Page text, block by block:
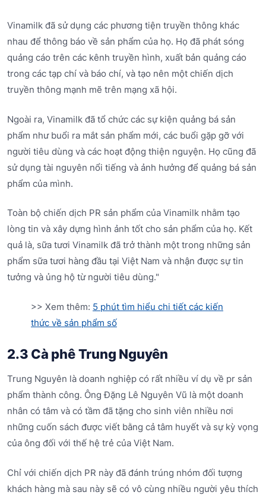
Vinamilk đã sử dụng các phương tiện truyền thông khác
nhau để thông báo về sản phẩm của họ. Họ đã phát sóng
quảng cáo trên các kênh truyền hình, xuất bản quảng cáo
trong các tạp chí và báo chí, và tạo nên một chiến dịch
truyền thông mạnh mẽ trên mạng xã hội.
Ngoài ra, Vinamilk đã tổ chức các sự kiện quảng bá sản
phẩm như buổi ra mắt sản phẩm mới, các buổi gặp gỡ với
người tiêu dùng và các hoạt động thiện nguyện. Họ cũng đã
sử dụng tài nguyên nổi tiếng và ảnh hưởng để quảng bá sản
phẩm của mình.
Toàn bộ chiến dịch PR sản phẩm của Vinamilk nhằm tạo
lòng tin và xây dựng hình ảnh tốt cho sản phẩm của họ. Kết
quả là, sữa tươi Vinamilk đã trở thành một trong những sản
phẩm sữa tươi hàng đầu tại Việt Nam và nhận được sự tin
tưởng và ủng hộ từ người tiêu dùng."
>> Xem thêm: 5 phút tìm hiểu chi tiết các kiến
thức về sản phẩm số
2.3 Cà phê Trung Nguyên
Trung Nguyên là doanh nghiệp có rất nhiều ví dụ về pr sản
phẩm thành công. Ông Đặng Lê Nguyên Vũ là một doanh
nhân có tâm và có tầm đã tặng cho sinh viên nhiều nơi
những cuốn sách được viết bằng cả tâm huyết và sự kỳ vọng
của ông đối với thế hệ trẻ của Việt Nam.
Chỉ với chiến dịch PR này đã đánh trúng nhóm đối tượng
khách hàng mà sau này sẽ có vô cùng nhiều người yêu thích